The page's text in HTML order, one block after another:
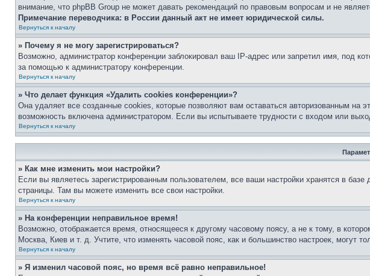
внимание, что phpBB Group не может давать рекомендаций по правовым вопросам и не
Примечание переводчика: в России данный акт не имеет юридической силы.
Вернуться к началу
» Почему я не могу зарегистрироваться?
Возможно, администратор конференции заблокировал ваш IP-адрес или запретил имя, под
за помощью к администратору конференции.
Вернуться к началу
» Что делает функция «Удалить cookies конференции»?
Она удаляет все созданные cookies, которые позволяют вам оставаться авторизованным на
возможность включена администратором. Если вы испытываете трудности с входом или
Вернуться к началу
» Как мне изменить мои настройки?
Если вы являетесь зарегистрированным пользователем, все ваши настройки хранятся в
страницы. Там вы можете изменить все свои настройки.
Вернуться к началу
» На конференции неправильное время!
Возможно, отображается время, относящееся к другому часовому поясу, а не к тому, в
Москва, Киев и т. д. Учтите, что изменять часовой пояс, как и большинство настроек, могут
Вернуться к началу
» Я изменил часовой пояс, но время всё равно неправильное!